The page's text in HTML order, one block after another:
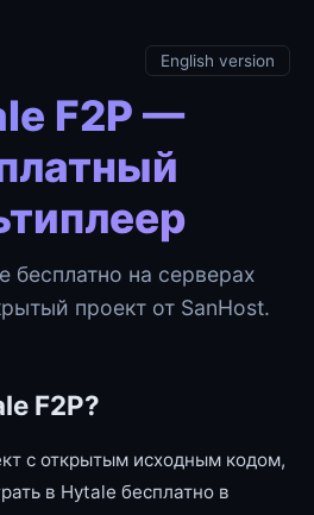
English version
F2P —
бесплатно на серверах
проект от SanHost.
F2P?
с открытым исходным кодом,
в Hytale бесплатно в